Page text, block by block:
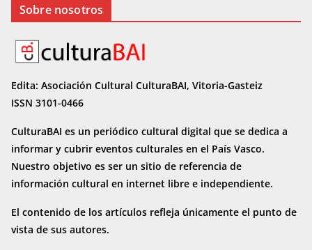
Sobre nosotros
Edita: Asociación Cultural CulturaBAI, Vitoria-Gasteiz
ISSN 3101-0466
CulturaBAI es un periódico cultural digital que se dedica a
informar y cubrir eventos culturales en el País Vasco.
Nuestro objetivo es ser un sitio de referencia de
información cultural en internet libre e independiente.
El contenido de los artículos refleja únicamente el punto de
vista de sus autores.